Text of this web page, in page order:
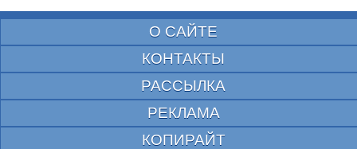
О САЙТЕ
КОНТАКТЫ
РАССЫЛКА
РЕКЛАМА
КОПИРАЙТ